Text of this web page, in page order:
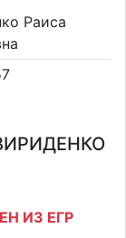
Раиса
ИЗ ЕГР